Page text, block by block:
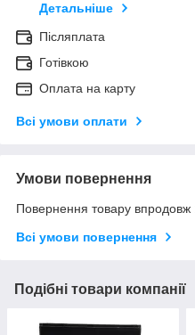
Детальніше
Післяплата
Готівкою
Оплата на карту
Всі умови оплати
Умови повернення
Повернення товару впродовж
Всі умови повернення
Подібні товари компанії